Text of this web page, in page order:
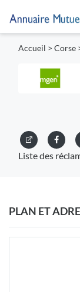
Accueil > Corse
Liste des
PLAN ET